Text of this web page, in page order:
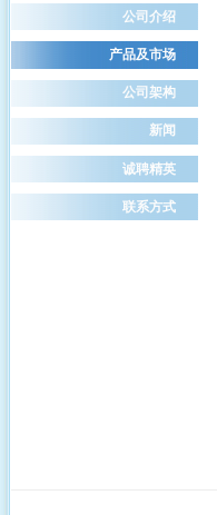
公司介绍
产品及市场
公司架构
新闻
诚聘精英
联系方式